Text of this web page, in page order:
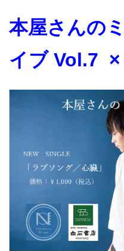
本屋さんの
イブ Vol.7 ×